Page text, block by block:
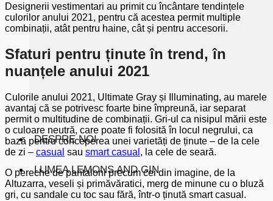
DESPRE NOI
LUMEA LEMONS AND GIN
Designerii vestimentari au primit cu încântare tendințele
culorilor anului 2021, pentru că acestea permit multiple
combinații, atât pentru haine, cât și pentru accesorii.
Sfaturi pentru ținute în trend, în
nuanțele anului 2021
Culorile anului 2021, Ultimate Gray și Illuminating, au marele
avantaj că se potrivesc foarte bine împreună, iar separat
permit o multitudine de combinații. Gri-ul ca nisipul mării este
o culoare neutră, care poate fi folosită în locul negrului, ca
bază pentru conceperea unei varietăți de ținute – de la cele
de zi – casual sau smart casual , la cele de seară.
O pereche de pantaloni precum cei din imagine, de la
Altuzarra, veseli și primăvăratici, merg de minune cu o bluză
gri, cu sandale cu toc sau fără, într-o ținută smart casual.